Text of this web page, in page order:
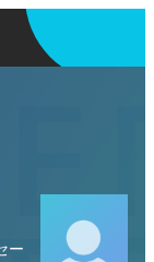
ー